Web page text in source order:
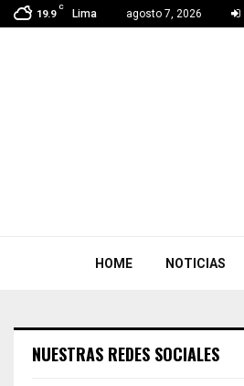
19.9
C
Lima agosto 7, 2026
HOME NOTICIAS
NUESTRAS REDES SOCIALES